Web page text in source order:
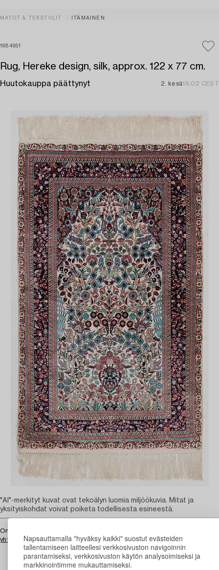
Napsauttamalla "hyväksy kaikki" suostut evästeiden
tallentamiseen laitteellesi verkkosivuston navigoinnin
parantamiseksi, verkkosivuston käytön analysoimiseksi ja
markkinointimme mukauttamiseksi.
MATOT & TEKSTIILIT ITÄMAINEN
1684951
Rug, Hereke design, silk, approx. 122 x 77 cm.
Huutokauppa päättynyt 2. kesä16:02 CEST
Onko sinulla vastaava esine jonka haluat arvioituttaa?
yhteyttä
"AI"-merkityt kuvat ovat tekoälyn luomia miljöökuvia. Mitat ja
yksityiskohdat voivat poiketa todellisesta esineestä.